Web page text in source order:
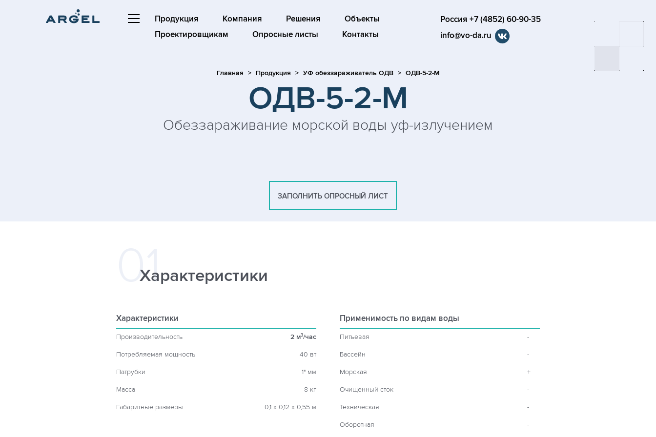
Продукция Компания Решения
Объекты
Проектировщикам
Опросные листы Контакты
Россия +7 (4852) 60-90-35
info@vo-da.ru
Главная Продукция УФ обеззараживатель ОДВ ОДВ-5-2-М
ОДВ-5-2-М
Обеззараживание морской воды уф-излучением
ЗАПОЛНИТЬ ОПРОСНЫЙ ЛИСТ
Характеристики
Характеристики
Производительность 2 м3/час
Потребляемая мощность 40 вт
Патрубки 1" мм
Масса 8 кг
Габаритные размеры 0,1 х 0,12 х 0,55 м
Применимость по видам воды
Питьевая -
Бассейн -
Морская +
Очищенный сток -
Техническая -
Оборотная -